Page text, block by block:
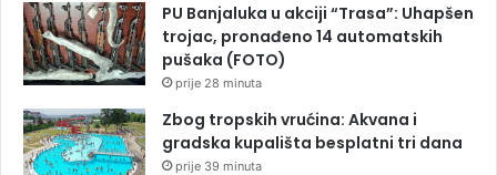
PU Banjaluka u akciji “Trasa”: Uhapšen
trojac, pronađeno 14 automatskih
pušaka (FOTO)
prije 28 minuta
Zbog tropskih vrućina: Akvana i
gradska kupališta besplatni tri dana
prije 39 minuta